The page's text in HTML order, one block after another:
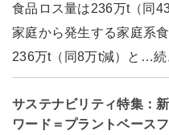
食品ロス量は236万t（同43
家庭から発生する家庭系
236万t（同8万t減）と…続
サステナビリティ特集：
ワード＝プラントベース